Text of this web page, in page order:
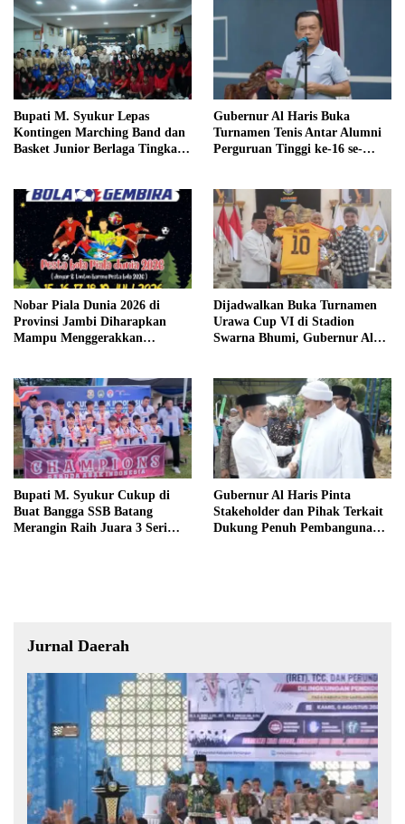
Bupati M. Syukur Lepas
Kontingen Marching Band dan
Basket Junior Berlaga Tingkat
Gubernur Al Haris Buka
Turnamen Tenis Antar Alumni
Perguruan Tinggi ke-16 se-
Nobar Piala Dunia 2026 di
Provinsi Jambi Diharapkan
Mampu Menggerakkan
Dijadwalkan Buka Turnamen
Urawa Cup VI di Stadion
Swarna Bhumi, Gubernur Al
Bupati M. Syukur Cukup di
Buat Bangga SSB Batang
Merangin Raih Juara 3 Seri
Gubernur Al Haris Pinta
Stakeholder dan Pihak Terkait
Dukung Penuh Pembangunan
Jurnal Daerah